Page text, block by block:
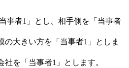
事者1」とし、相手側を「当事者
大きい方を「当事者1」としま
を「当事者1」とします。